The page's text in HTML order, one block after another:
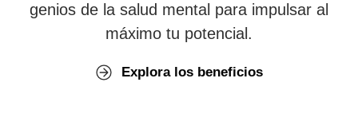
genios de la salud mental para impulsar al
máximo tu potencial.
Explora los beneficios